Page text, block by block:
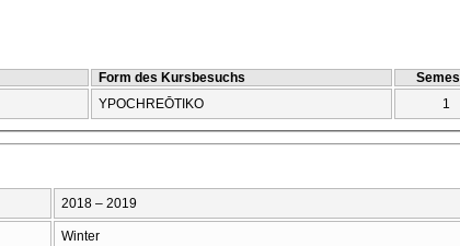
Form des Kursbesuchs
YPOCΗREŌTIKO 1
2018 – 2019
Winter